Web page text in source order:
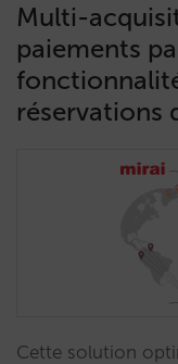
Multi-
paiements
réservations
Cette solution